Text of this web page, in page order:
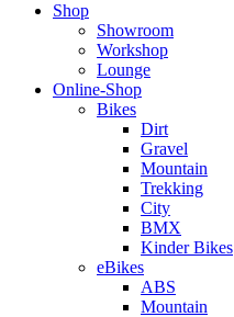
Shop
Showroom
Workshop
Lounge
Online-Shop
Bikes
Dirt
Gravel
Mountain
Trekking
City
BMX
Kinder Bikes
eBikes
ABS
Mountain